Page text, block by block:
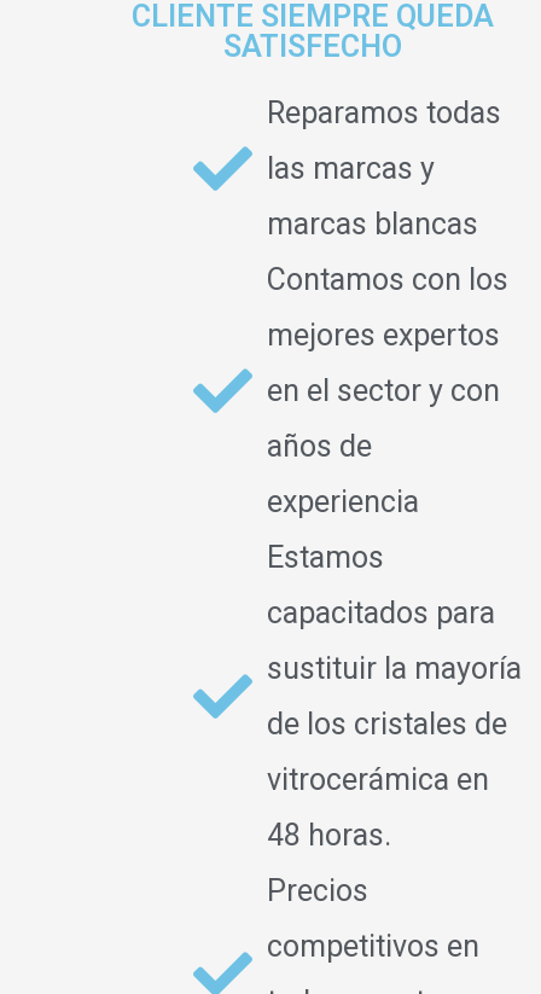
CLIENTE SIEMPRE QUEDA
SATISFECHO
Reparamos todas
las marcas y
marcas blancas
Contamos con los
mejores expertos
en el sector y con
años de
experiencia
Estamos
capacitados para
sustituir la mayoría
de los cristales de
vitrocerámica en
48 horas.
Precios
competitivos en